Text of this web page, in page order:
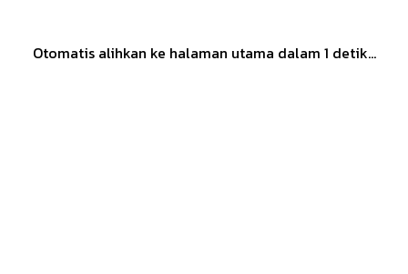
Otomatis alihkan ke halaman utama dalam 1 detik...